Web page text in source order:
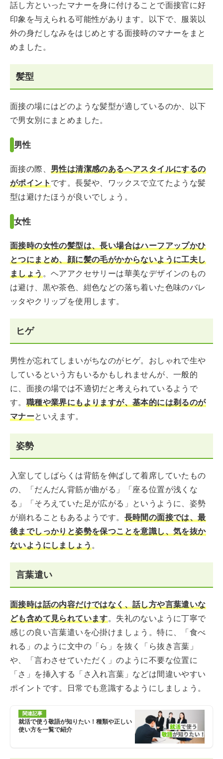
話し方といったマナーを身に付けることで面接官に好
印象を与えられる可能性があります。以下で、服装以
外の身だしなみをはじめとする面接時のマナーをまと
めました。
髪型
面接の場にはどのような髪型が適しているのか、以下
で男女別にまとめました。
男性
面接の際、 男性は清潔感のあるヘアスタイルにするの
がポイントです。長髪や、ワックスで立てたような髪
型は避けたほうが良いでしょう。
女性
面接時の女性の髪型は、長い場合はハーフアップかひ
とつにまとめ、顔に髪の毛がかからないように工夫し
ましょう。ヘアアクセサリーは華美なデザインのもの
は避け、黒や茶色、紺色などの落ち着いた色味のバレ
ッタやクリップを使用します。
ヒゲ
男性が忘れてしまいがちなのがヒゲ。おしゃれで生や
しているという方もいるかもしれませんが、一般的
に、面接の場では不適切だと考えられているようで
す。 職種や業界にもよりますが、基本的には剃るのが
マナーといえます。
姿勢
入室してしばらくは背筋を伸ばして着席していたもの
の、「だんだん背筋が曲がる」「座る位置が浅くな
る」「そろえていた足が広がる」というように、姿勢
が崩れることもあるようです。 長時間の面接では、最
後までしっかりと姿勢を保つことを意識し、気を抜か
ないようにしましょう。
言葉遣い
面接時は話の内容だけではなく、話し方や言葉遣いな
ども含めて見られています。失礼のないように丁寧で
感じの良い言葉遣いを心掛けましょう。特に、「食べ
れる」のように文中の「ら」を抜く「ら抜き言葉」
や、「言わさせていただく」のように不要な位置に
「さ」を挿入する「さ入れ言葉」などは間違いやすい
ポイントです。日常でも意識するようにしましょう。
関連記事
就活で使う敬語が知りたい！種類や正しい
使い方を一覧で紹介